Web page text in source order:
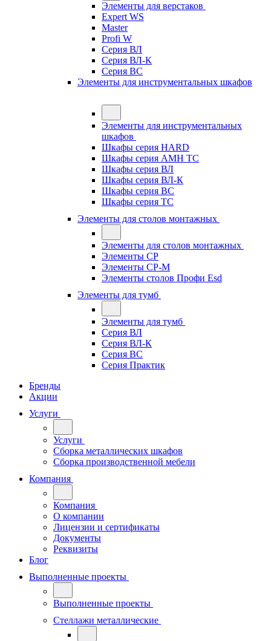
Элементы для верстаков
Expert WS
Master
Profi W
Серия ВЛ
Серия ВЛ-К
Серия ВС
Элементы для инструментальных шкафов
Элементы для инструментальных
шкафов
Шкафы серия HARD
Шкафы серия АМН ТС
Шкафы серия ВЛ
Шкафы серия ВЛ-К
Шкафы серия ВС
Шкафы серия ТС
Элементы для столов монтажных
Элементы для столов монтажных
Элементы СР
Элементы СР-М
Элементы столов Профи Esd
Элементы для тумб
Элементы для тумб
Серия ВЛ
Серия ВЛ-К
Серия ВС
Серия Практик
Бренды
Акции
Услуги
Услуги
Сборка металлических шкафов
Сборка производственной мебели
Компания
Компания
О компании
Лицензии и сертификаты
Документы
Реквизиты
Блог
Выполненные проекты
Выполненные проекты
Стеллажи металлические